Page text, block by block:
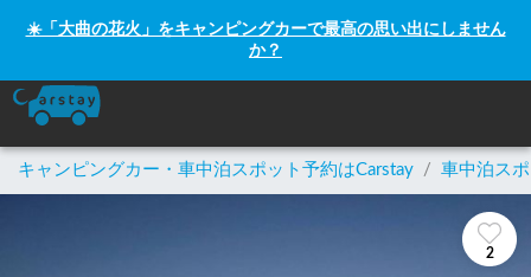
☀️「大曲の花火」をキャンピングカーで最高の思い出にしません
か？
キャンピングカー・車中泊スポット予約はCarstay / 車中泊ス
2